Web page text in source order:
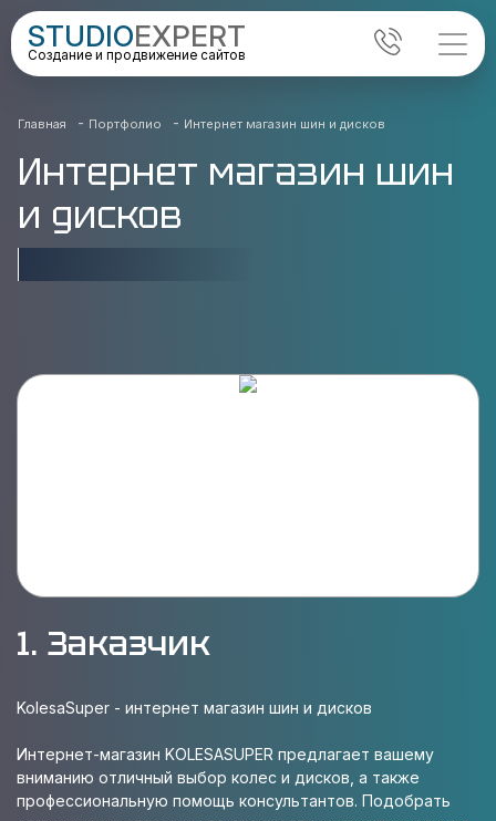
STUDIOEXPERT
Создание и продвижение сайтов
Главная - Портфолио - Интернет магазин шин и дисков
Интернет магазин шин
и дисков
1. Заказчик
KolesaSuper - интернет магазин шин и дисков
Интернет-магазин KOLESASUPER предлагает вашему
вниманию отличный выбор колес и дисков, а также
профессиональную помощь консультантов. Подобрать